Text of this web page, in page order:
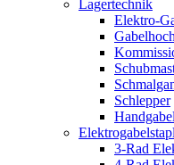
Lagertechnik
Elektro-
Schlepper
3-Rad